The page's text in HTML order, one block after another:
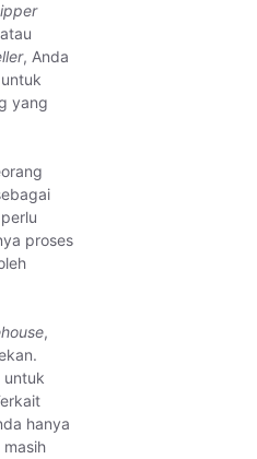
atau
, Anda
yang
proses
,
untuk
hanya